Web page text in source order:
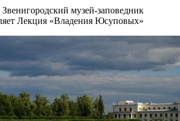
Звенигородский музей-заповедник
Лекция «Владения Юсуповых»